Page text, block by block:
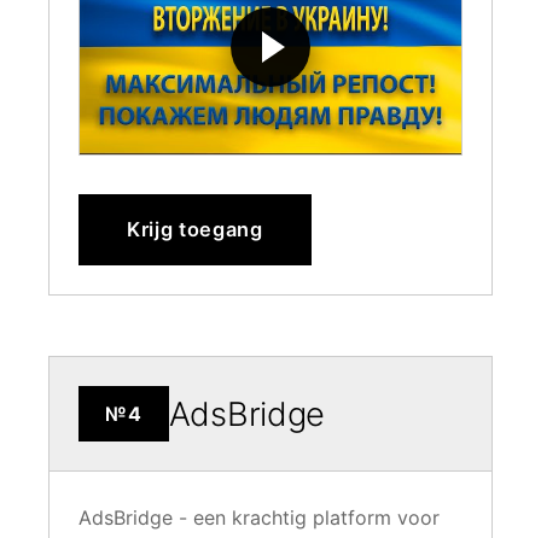
Krijg toegang
№4 AdsBridge
AdsBridge - een krachtig platform voor